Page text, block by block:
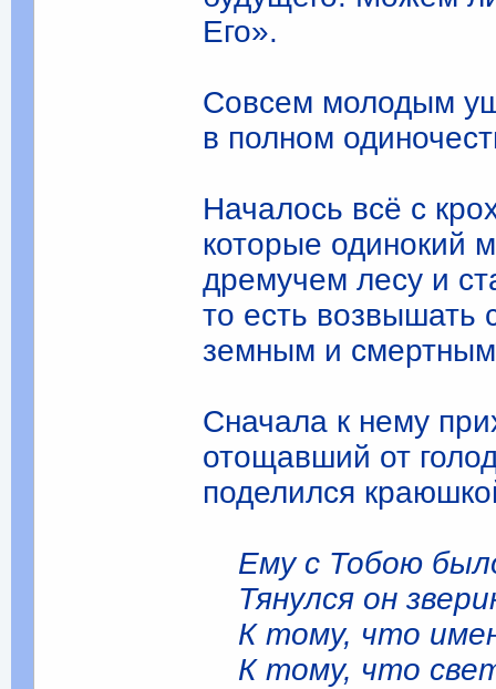
Его».
Совсем молодым
в полном
Началось всё с
которые одинокий
дремучем лесу и
то есть возвышать
земным и
Сначала к нему
отощавший от
поделился
Ему с Тобою
Тянулся он
К тому, что
К тому, что